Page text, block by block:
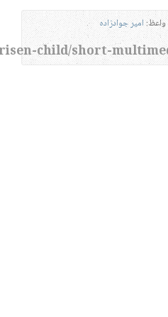
واعظ:امیر جوادزاده
child/short-